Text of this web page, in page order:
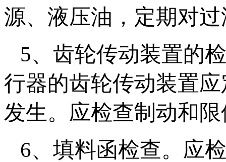
源、液压油，定期对
5、齿轮传动装置的
行器的齿轮传动装置
发生。应检查制动和
6、填料函检查。应